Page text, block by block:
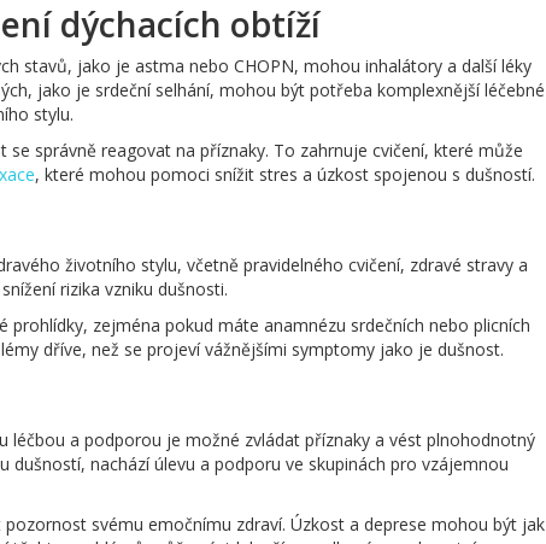
dýchacích obtíží
stavů, jako je astma nebo CHOPN, mohou inhalátory a další léky
jako je srdeční selhání, mohou být potřeba komplexnější léčebné
stylu.
se správně reagovat na příznaky. To zahrnuje cvičení, které může
, které mohou pomoci snížit stres a úzkost spojenou s dušností.
životního stylu, včetně pravidelného cvičení, zdravé stravy a
rizika vzniku dušnosti.
prohlídky, zejména pokud máte anamnézu srdečních nebo plicních
dříve, než se projeví vážnějšími symptomy jako je dušnost.
léčbou a podporou je možné zvládat příznaky a vést plnohodnotný
nachází úlevu a podporu ve skupinách pro vzájemnou
svému emočnímu zdraví. Úzkost a deprese mohou být jak